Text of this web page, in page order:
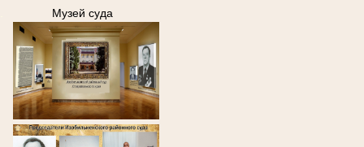
Музей суда